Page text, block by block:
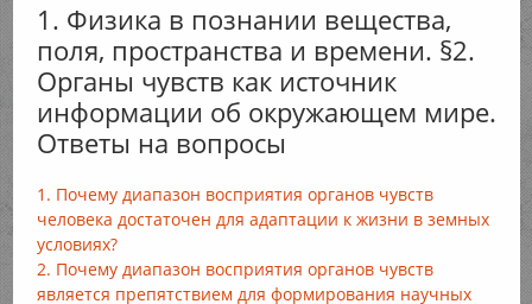
1. Физика в познании вещества,
поля, пространства и времени. §2.
Органы чувств как источник
информации об окружающем мире.
Ответы на вопросы
1. Почему диапазон восприятия органов чувств
человека достаточен для адаптации к жизни в земных
условиях?
2. Почему диапазон восприятия органов чувств
является препятствием для формирования научных